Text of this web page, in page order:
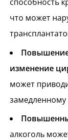
что может
Повышение
изменение
может
алкоголь